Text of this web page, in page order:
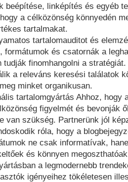
beépítése, linképítés és egyéb
a célközönség könnyedén
tartalmakat.
tartalomauditot és
formátumok és csatornák a
tudják finomhangolni a
a releváns keresési találatok
minket organikusan.
tartalomgyártás Ahhoz, hogy
figyelmét és bevonják
van szükség. Partnerünk jól
róla, hogy a
ne csak informatívak,
és könnyen
a legmodernebb
igényeihez tökéletesen